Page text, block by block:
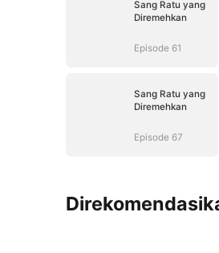
Sang Ratu yang
Diremehkan
Episode 61
Sang Ratu yang
Diremehkan
Episode 67